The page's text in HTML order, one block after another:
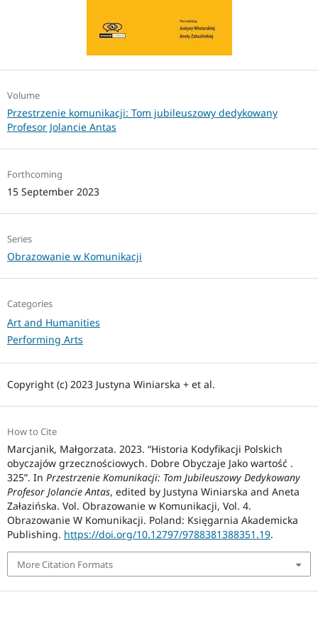
Volume
Przestrzenie komunikacji: Tom jubileuszowy dedykowany
Profesor Jolancie Antas
Forthcoming
15 September 2023
Series
Obrazowanie w Komunikacji
Categories
Art and Humanities
Performing Arts
Copyright (c) 2023 Justyna Winiarska + et al.
How to Cite
Marcjanik, Małgorzata. 2023. “Historia Kodyfikacji Polskich
obyczajów grzecznościowych. Dobre Obyczaje Jako wartość .
325”. In Przestrzenie Komunikacji: Tom Jubileuszowy Dedykowany
Profesor Jolancie Antas, edited by Justyna Winiarska and Aneta
Załazińska. Vol. Obrazowanie w Komunikacji, Vol. 4.
Obrazowanie W Komunikacji. Poland: Księgarnia Akademicka
Publishing. https://doi.org/10.12797/9788381388351.19.
More Citation Formats